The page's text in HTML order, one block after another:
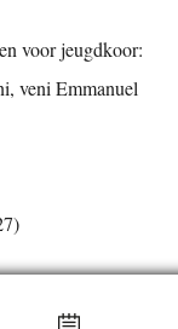
voor jeugdkoor:
veni Emmanuel